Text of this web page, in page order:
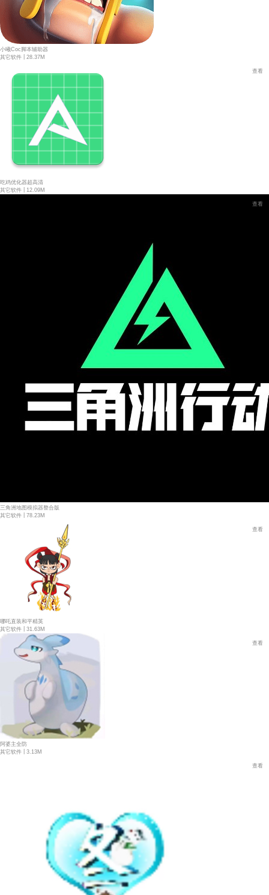
小曦Coc脚本辅助器
其它软件
28.37M
吃鸡优化器超高清
其它软件
12.09M
查看
三角洲地图模拟器整合版
其它软件
78.23M
查看
哪吒直装和平精英
其它软件
31.63M
查看
阿婆主全防
其它软件
3.13M
查看
查看